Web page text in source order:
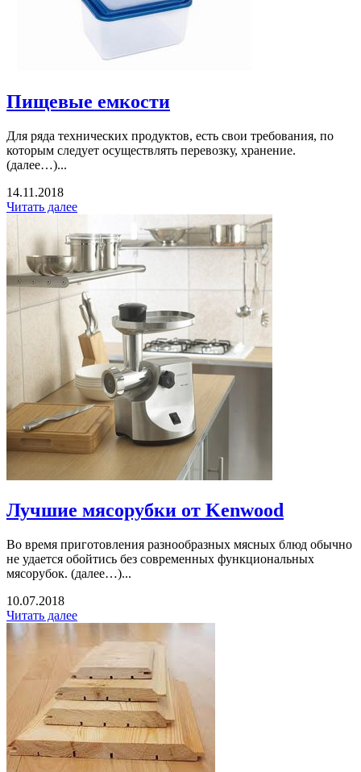
Пищевые емкости
Для ряда технических продуктов, есть свои требования, по
которым следует осуществлять перевозку, хранение.
(далее…)...
14.11.2018
Читать далее
Лучшие мясорубки от Kenwood
Во время приготовления разнообразных мясных блюд обычно
не удается обойтись без современных функциональных
мясорубок. (далее…)...
10.07.2018
Читать далее